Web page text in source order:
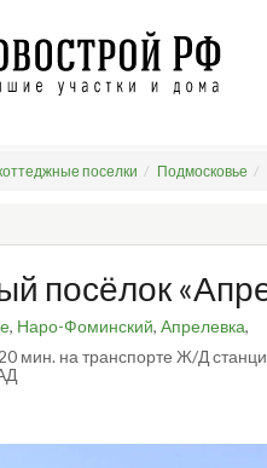
поселки Подмосковье
посёлок
, Наро-Фоминский, Апрелевка,
20 мин. на транспорте Ж/Д